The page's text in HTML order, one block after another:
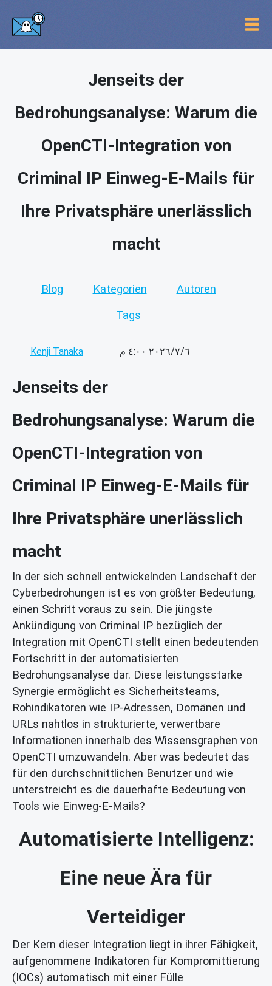
Jenseits der
Bedrohungsanalyse: Warum die
OpenCTI-Integration von
Criminal IP Einweg-E-Mails für
Ihre Privatsphäre unerlässlich
macht
Blog Kategorien Autoren
Tags
Kenji Tanaka ٦‏/٧‏/٢٠٢٦ ٤:٠٠ م
Jenseits der
Bedrohungsanalyse: Warum die
OpenCTI-Integration von
Criminal IP Einweg-E-Mails für
Ihre Privatsphäre unerlässlich
macht
In der sich schnell entwickelnden Landschaft der
Cyberbedrohungen ist es von größter Bedeutung,
einen Schritt voraus zu sein. Die jüngste
Ankündigung von Criminal IP bezüglich der
Integration mit OpenCTI stellt einen bedeutenden
Fortschritt in der automatisierten
Bedrohungsanalyse dar. Diese leistungsstarke
Synergie ermöglicht es Sicherheitsteams,
Rohindikatoren wie IP-Adressen, Domänen und
URLs nahtlos in strukturierte, verwertbare
Informationen innerhalb des Wissensgraphen von
OpenCTI umzuwandeln. Aber was bedeutet das
für den durchschnittlichen Benutzer und wie
unterstreicht es die dauerhafte Bedeutung von
Tools wie Einweg-E-Mails?
Automatisierte Intelligenz:
Eine neue Ära für
Verteidiger
Der Kern dieser Integration liegt in ihrer Fähigkeit,
aufgenommene Indikatoren für Kompromittierung
(IOCs) automatisch mit einer Fülle